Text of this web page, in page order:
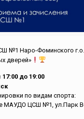
№1 Наро-Фоминского г.о.
дверей»
17:00 до 19:00
по видам спорта:
МАУДО ЦСШ №1, ул.Парк